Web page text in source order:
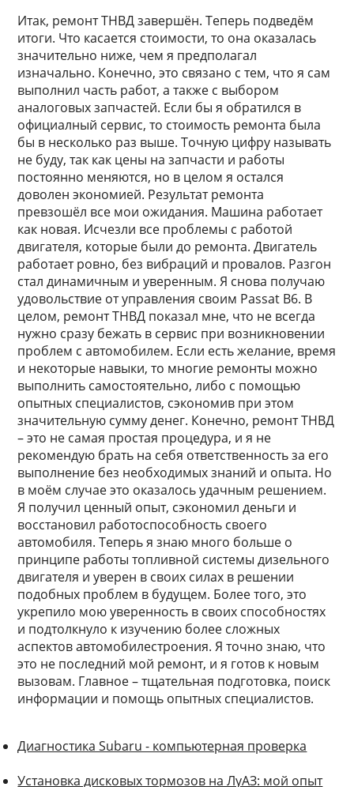
Итак, ремонт ТНВД завершён. Теперь подведём
итоги. Что касается стоимости, то она оказалась
значительно ниже, чем я предполагал
изначально. Конечно, это связано с тем, что я сам
выполнил часть работ, а также с выбором
аналоговых запчастей. Если бы я обратился в
официалный сервис, то стоимость ремонта была
бы в несколько раз выше. Точную цифру называть
не буду, так как цены на запчасти и работы
постоянно меняются, но в целом я остался
доволен экономией. Результат ремонта
превзошёл все мои ожидания. Машина работает
как новая. Исчезли все проблемы с работой
двигателя, которые были до ремонта. Двигатель
работает ровно, без вибраций и провалов. Разгон
стал динамичным и уверенным. Я снова получаю
удовольствие от управления своим Passat B6. В
целом, ремонт ТНВД показал мне, что не всегда
нужно сразу бежать в сервис при возникновении
проблем с автомобилем. Если есть желание, время
и некоторые навыки, то многие ремонты можно
выполнить самостоятельно, либо с помощью
опытных специалистов, сэкономив при этом
значительную сумму денег. Конечно, ремонт ТНВД
– это не самая простая процедура, и я не
рекомендую брать на себя ответственность за его
выполнение без необходимых знаний и опыта. Но
в моём случае это оказалось удачным решением.
Я получил ценный опыт, сэкономил деньги и
восстановил работоспособность своего
автомобиля. Теперь я знаю много больше о
принципе работы топливной системы дизельного
двигателя и уверен в своих силах в решении
подобных проблем в будущем. Более того, это
укрепило мою уверенность в своих способностях
и подтолкнуло к изучению более сложных
аспектов автомобилестроения. Я точно знаю, что
это не последний мой ремонт, и я готов к новым
вызовам. Главное – тщательная подготовка, поиск
информации и помощь опытных специалистов.
Диагностика Subaru - компьютерная проверка
Установка дисковых тормозов на ЛуАЗ: мой опыт